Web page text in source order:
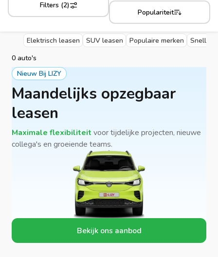
Filters (2)
Populariteit
Elektrisch leasen SUV leasen Populaire merken
Snelle
0 auto's
Nieuw Bij LIZY
Maandelijks opzegbaar
leasen
Maximale flexibiliteit voor tijdelijke projecten, nieuwe
collega's en groeiende teams.
Bekijk ons aanbod